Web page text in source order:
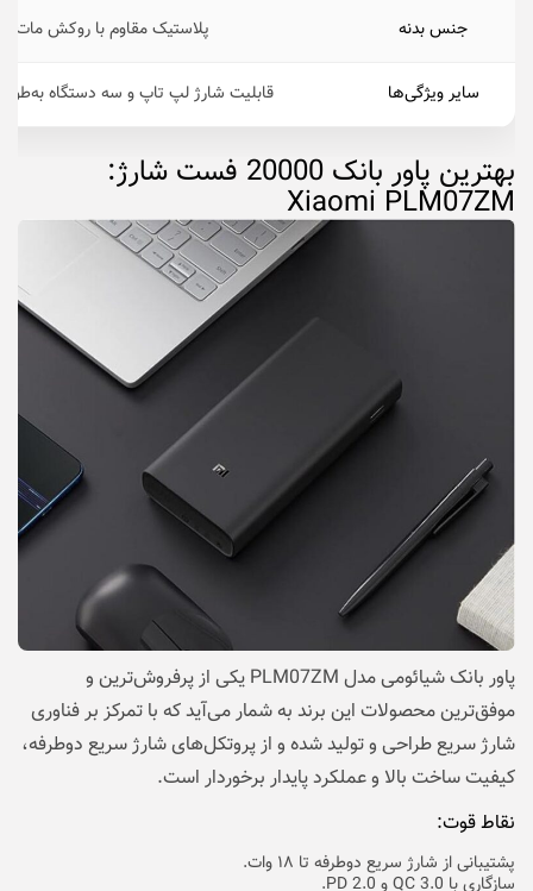
جنس بدنه پلاستیک مقاوم با روکش
سایر ویژگی‌ها قابلیت شارژ لپ‌ تاپ و سه دستگاه به‌طور
بهترین پاور بانک 20000 فست شارژ:
Xiaomi PLM07ZM
پاور بانک شیائومی مدل PLM07ZM یکی از پرفروش‌ترین و
موفق‌ترین محصولات این برند به شمار می‌آید که با تمرکز بر فناوری
شارژ سریع طراحی و تولید شده و از پروتکل‌های شارژ سریع دوطرفه،
کیفیت ساخت بالا و عملکرد پایدار برخوردار است.
نقاط قوت:
پشتیبانی از شارژ سریع دوطرفه تا ۱۸ وات.
سازگاری با QC 3.0 و PD 2.0.